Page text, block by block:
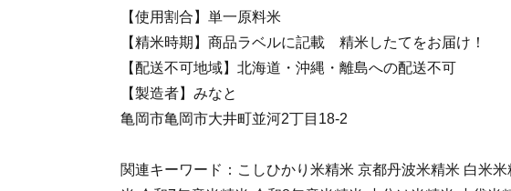
【使用割合】単一原料米
【精米時期】商品ラベルに記載 精米したてをお届け！
【配送不可地域】北海道・沖縄・離島への配送不可
【製造者】みなと
亀岡市亀岡市大井町並河2丁目18-2
関連キーワード：こしひかり米精米 京都丹波米精米 白米